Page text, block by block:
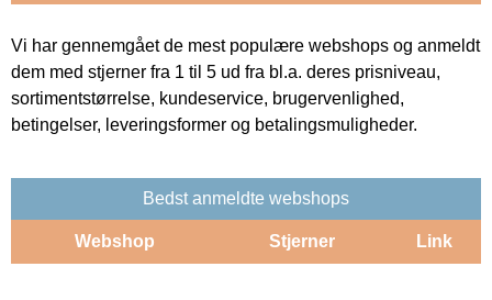
Vi har gennemgået de mest populære webshops og anmeldt
dem med stjerner fra 1 til 5 ud fra bl.a. deres prisniveau,
sortimentstørrelse, kundeservice, brugervenlighed,
betingelser, leveringsformer og betalingsmuligheder.
Bedst anmeldte webshops
Webshop Stjerner Link